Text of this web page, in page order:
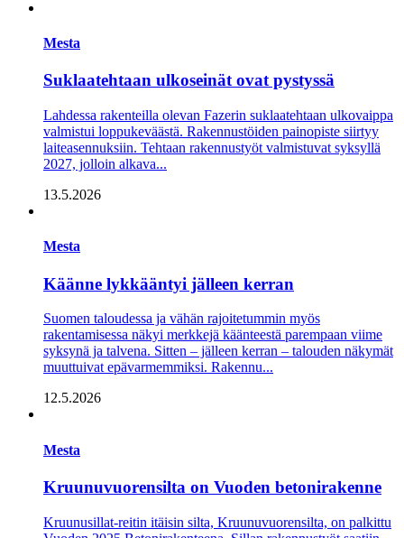
Mesta
Suklaatehtaan ulko­seinät ovat pystyssä
Lahdessa rakenteilla olevan Fazerin suklaatehtaan ulkovaippa
valmistui loppukeväästä. Rakennustöiden painopiste siirtyy
laiteasennuksiin. Tehtaan rakennustyöt valmistuvat syksyllä
2027, jolloin alkava...
13.5.2026
Mesta
Käänne lykkääntyi jälleen kerran
Suomen taloudessa ja vähän rajoitetummin myös
rakentamisessa näkyi merkkejä käänteestä parempaan viime
syksynä ja talvena. Sitten – jälleen kerran – talouden näkymät
muuttuivat epävarmemmiksi. Rakennu...
12.5.2026
Mesta
Kruunuvuorensilta on Vuoden betonirakenne
Kruunusillat-reitin itäisin silta, Kruunuvuorensilta, on palkittu